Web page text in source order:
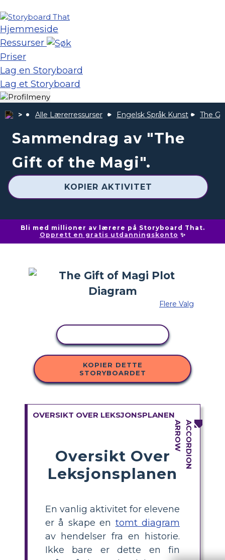
Hjemmeside
Ressurser
Priser
Lag en Storyboard
Lag et Storyboard
Alle Lærerressurser Engelsk Språk Kunst The
Sammendrag av "The
Gift of the Magi".
KOPIER AKTIVITET
Bli med millioner av lærere på Storyboard That.
Opprett en gratis utdanningskonto ✨
Flere Valg
KOPIER DETTE
STORYBOARDET
OVERSIKT OVER LEKSJONSPLANEN
Oversikt Over
Leksjonsplanen
En vanlig aktivitet for elevene
er å skape en tomt diagram
av hendelser fra en historie.
Ikke bare er dette en fin